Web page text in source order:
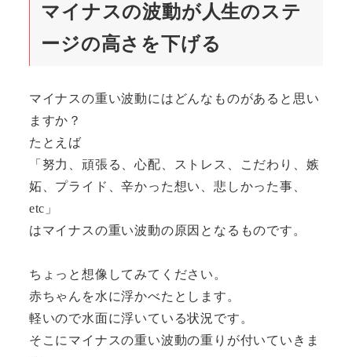
マイナスの波動が人生のステ
ージの高さを下げる
マイナスの重い波動にはどんなものがあると思い
ますか？
たとえば
「努力、頑張る、心配、ストレス、こだわり、嫉
妬、プライド、辛かった想い、悲しかった事、
etc」
はマイナスの重い波動の原因となるものです。
ちょっと想像してみてください。
赤ちゃんを水に浮かべたとします。
軽いので水面に浮いている状況です。
そこにマイナスの重い波動の重りが付いていきま